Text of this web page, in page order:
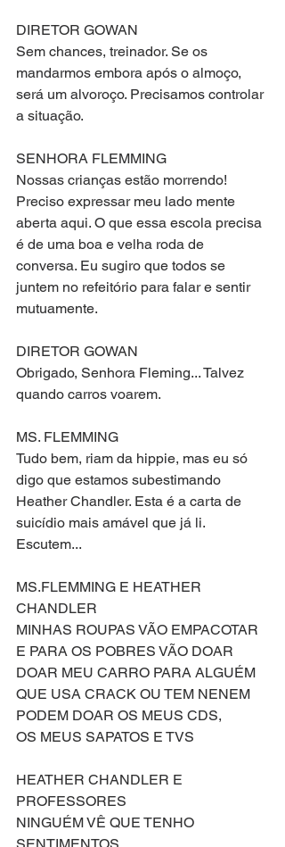
DIRETOR GOWAN
Sem chances, treinador. Se os
mandarmos embora após o almoço,
será um alvoroço. Precisamos controlar
a situação.
SENHORA FLEMMING
Nossas crianças estão morrendo!
Preciso expressar meu lado mente
aberta aqui. O que essa escola precisa
é de uma boa e velha roda de
conversa. Eu sugiro que todos se
juntem no refeitório para falar e sentir
mutuamente.
DIRETOR GOWAN
Obrigado, Senhora Fleming... Talvez
quando carros voarem.
MS. FLEMMING
Tudo bem, riam da hippie, mas eu só
digo que estamos subestimando
Heather Chandler. Esta é a carta de
suicídio mais amável que já li.
Escutem...
MS.FLEMMING E HEATHER
CHANDLER
MINHAS ROUPAS VÃO EMPACOTAR
E PARA OS POBRES VÃO DOAR
DOAR MEU CARRO PARA ALGUÉM
QUE USA CRACK OU TEM NENEM
PODEM DOAR OS MEUS CDS,
OS MEUS SAPATOS E TVS
HEATHER CHANDLER E
PROFESSORES
NINGUÉM VÊ QUE TENHO